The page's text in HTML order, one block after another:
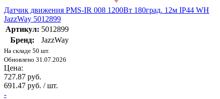
Датчик движения PMS-IR 008 1200Вт 180град. 12м IP44 WH
JazzWay 5012899
Артикул: 5012899
Бренд:
JazzWay
На складе 50 шт.
Обновлено 31.07.2026
Цена:
727.87 руб.
691.47 руб. / шт.
-